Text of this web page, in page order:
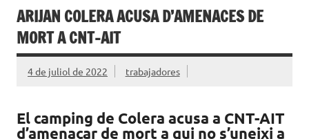
ARIJAN COLERA ACUSA D’AMENACES DE
MORT A CNT-AIT
4 de juliol de 2022 trabajadores
El camping de Colera acusa a CNT-AIT
d’amenaçar de mort a qui no s’uneixi a